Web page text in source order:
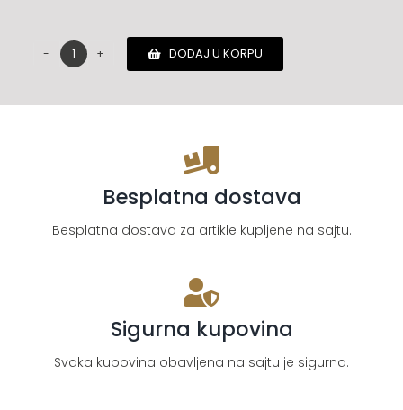
Hogan
DODAJ U KORPU
Besplatna dostava
Besplatna dostava za artikle kupljene na sajtu.
Sigurna kupovina
Svaka kupovina obavljena na sajtu je sigurna.